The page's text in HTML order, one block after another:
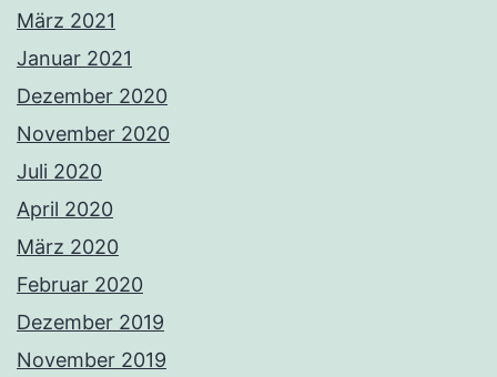
März 2021
Januar 2021
Dezember 2020
November 2020
Juli 2020
April 2020
März 2020
Februar 2020
Dezember 2019
November 2019